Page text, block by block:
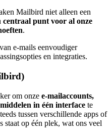
Mailbird niet alleen een
centraal punt voor al onze
.
e-mails eenvoudiger
en integraties.
om onze e-mailaccounts,
in één interface te
tussen verschillende apps of
staat op één plek, wat ons veel